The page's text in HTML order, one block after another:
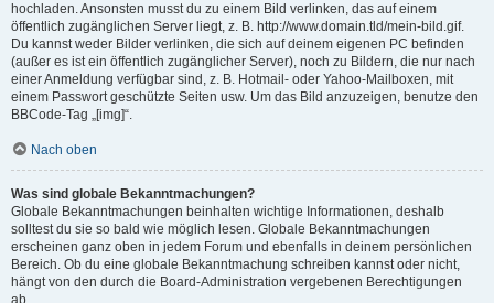
hochladen. Ansonsten musst du zu einem Bild verlinken, das auf einem
öffentlich zugänglichen Server liegt, z. B. http://www.domain.tld/mein-bild.gif.
Du kannst weder Bilder verlinken, die sich auf deinem eigenen PC befinden
(außer es ist ein öffentlich zugänglicher Server), noch zu Bildern, die nur nach
einer Anmeldung verfügbar sind, z. B. Hotmail- oder Yahoo-Mailboxen, mit
einem Passwort geschützte Seiten usw. Um das Bild anzuzeigen, benutze den
BBCode-Tag „[img]“.
Nach oben
Was sind globale Bekanntmachungen?
Globale Bekanntmachungen beinhalten wichtige Informationen, deshalb
solltest du sie so bald wie möglich lesen. Globale Bekanntmachungen
erscheinen ganz oben in jedem Forum und ebenfalls in deinem persönlichen
Bereich. Ob du eine globale Bekanntmachung schreiben kannst oder nicht,
hängt von den durch die Board-Administration vergebenen Berechtigungen
ab.